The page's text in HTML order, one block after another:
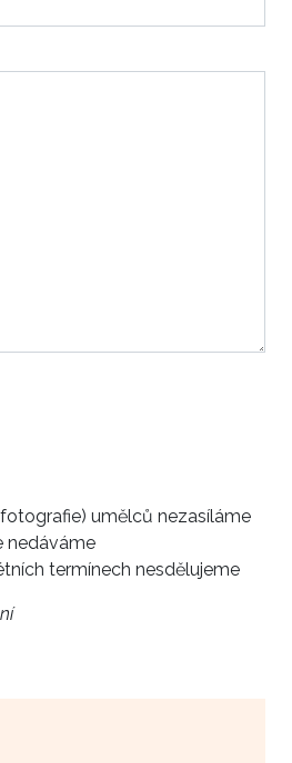
umělců nezasíláme
nedáváme
termínech nesdělujeme